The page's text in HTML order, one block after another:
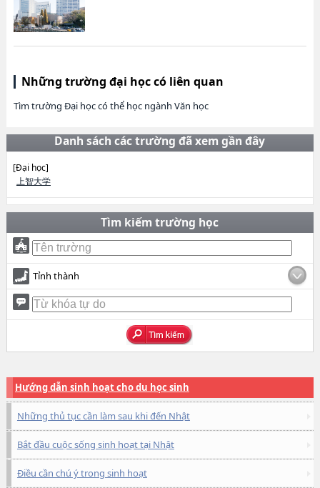
Những trường đại học có liên quan
Tìm trường Đại học có thể học ngành Văn học
Danh sách các trường đã xem gần đây
[Đại học]
上智大学
Tìm kiếm trường học
Tỉnh thành
Hướng dẫn sinh hoạt cho du học sinh
Những thủ tục cần làm sau khi đến Nhật
Bắt đầu cuộc sống sinh hoạt tại Nhật
Điều cần chú ý trong sinh hoạt